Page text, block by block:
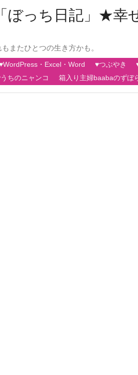
ぼっち日記」★幸
またひとつの生き方かも。
・Excel・Word ♥つぶやき
ちのニャンコ 箱入り主婦baabaのずぼ